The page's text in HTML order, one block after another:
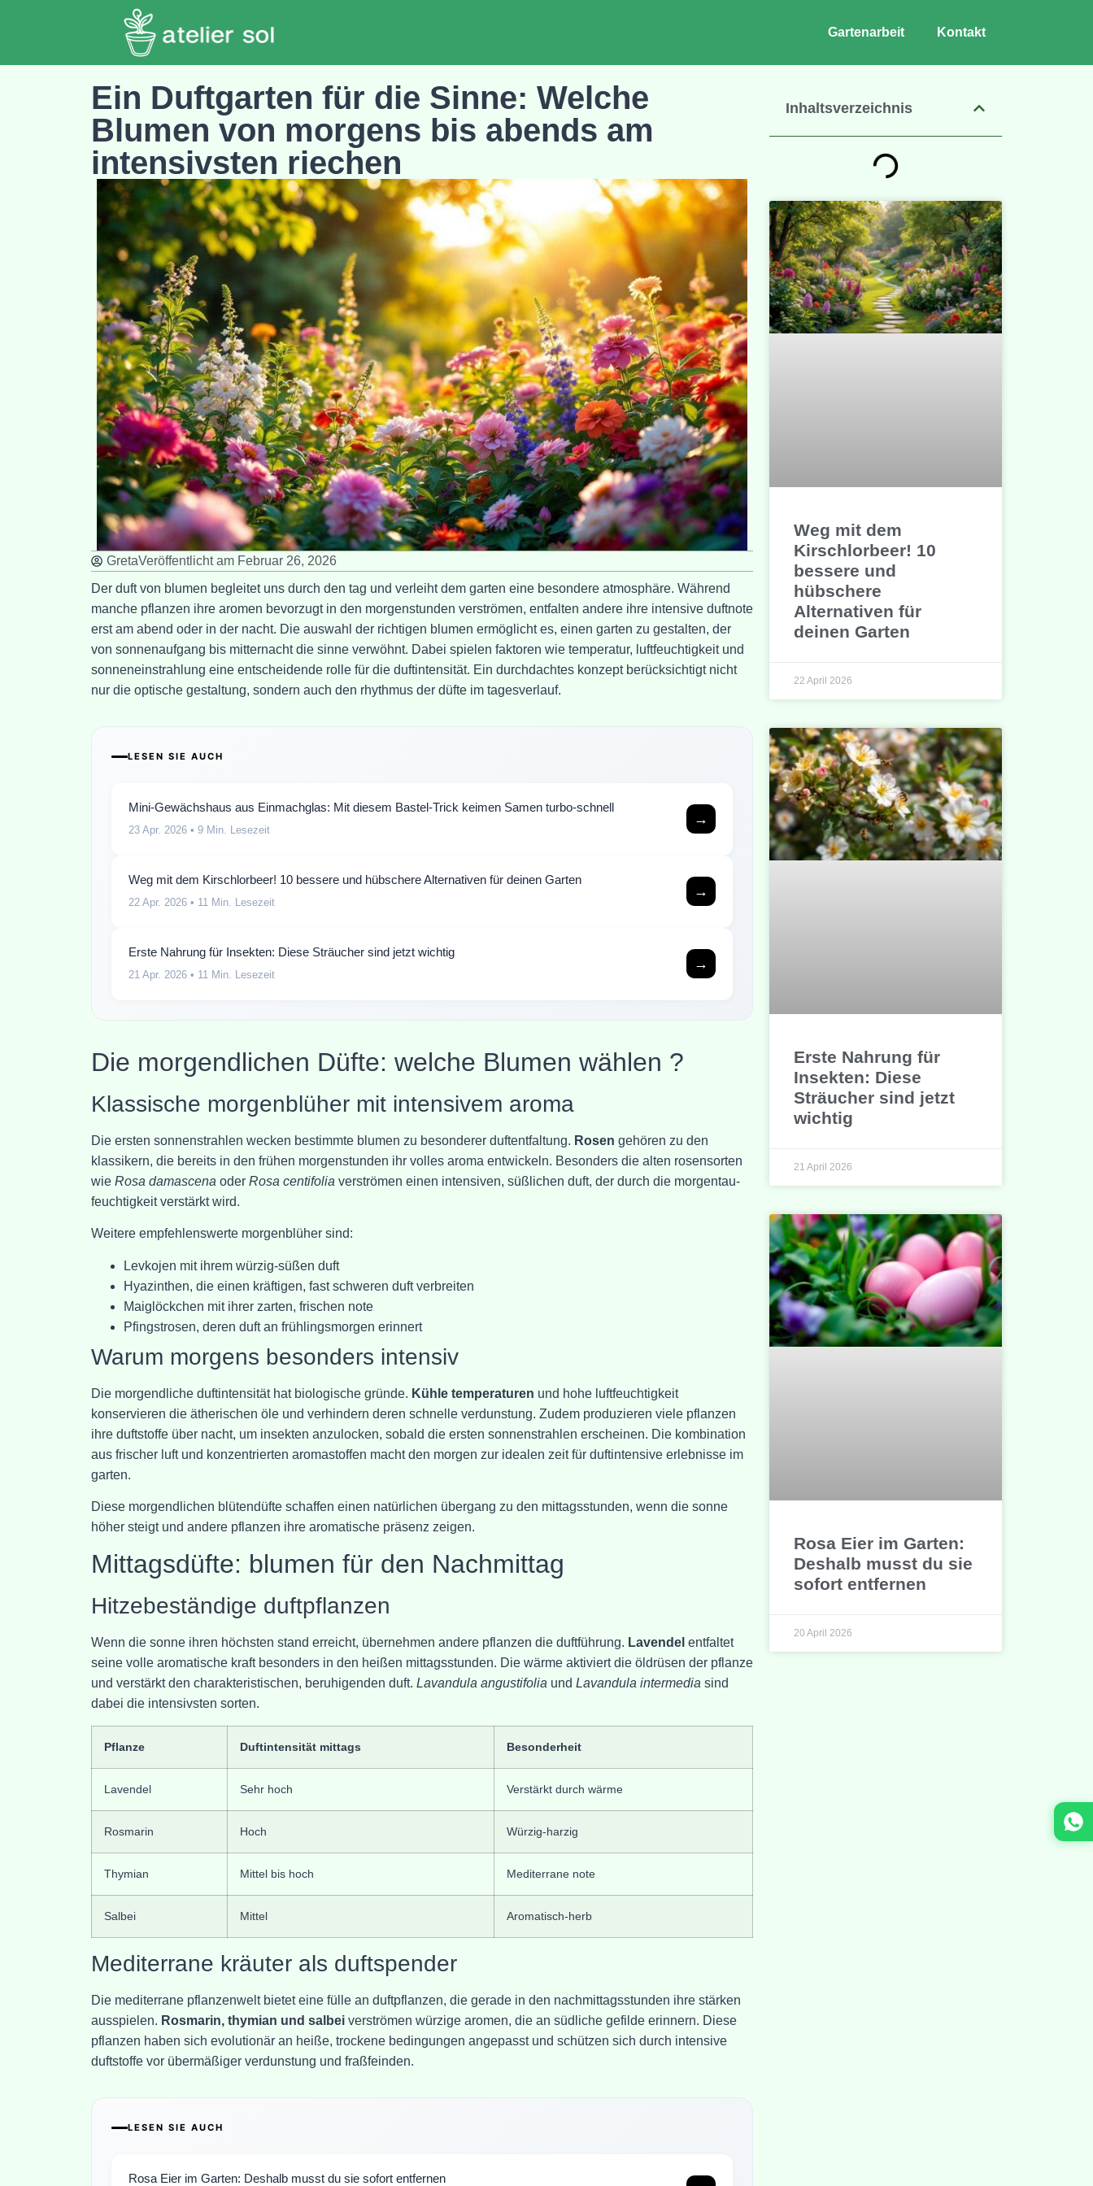
Gartenarbeit Kontakt
Inhaltsverzeichnis
Weg mit dem
Kirschlorbeer! 10
bessere und
hübschere
Alternativen für
deinen Garten
22 April 2026
Erste Nahrung für
Insekten: Diese
Sträucher sind jetzt
wichtig
21 April 2026
Rosa Eier im Garten:
Deshalb musst du sie
sofort entfernen
20 April 2026
Ein Duftgarten für die Sinne: Welche
Blumen von morgens bis abends am
intensivsten riechen
GretaVeröffentlicht am Februar 26, 2026
Der duft von blumen begleitet uns durch den tag und verleiht dem garten eine besondere atmosphäre. Während
manche pflanzen ihre aromen bevorzugt in den morgenstunden verströmen, entfalten andere ihre intensive duftnote
erst am abend oder in der nacht. Die auswahl der richtigen blumen ermöglicht es, einen garten zu gestalten, der
von sonnenaufgang bis mitternacht die sinne verwöhnt. Dabei spielen faktoren wie temperatur, luftfeuchtigkeit und
sonneneinstrahlung eine entscheidende rolle für die duftintensität. Ein durchdachtes konzept berücksichtigt nicht
nur die optische gestaltung, sondern auch den rhythmus der düfte im tagesverlauf.
LESEN SIE AUCH
Mini-Gewächshaus aus Einmachglas: Mit diesem Bastel-Trick keimen Samen turbo-schnell
23 Apr. 2026 • 9 Min. Lesezeit
→
Weg mit dem Kirschlorbeer! 10 bessere und hübschere Alternativen für deinen Garten
22 Apr. 2026 • 11 Min. Lesezeit
→
Erste Nahrung für Insekten: Diese Sträucher sind jetzt wichtig
21 Apr. 2026 • 11 Min. Lesezeit
→
Die morgendlichen Düfte: welche Blumen wählen ?
Klassische morgenblüher mit intensivem aroma
Die ersten sonnenstrahlen wecken bestimmte blumen zu besonderer duftentfaltung. Rosen gehören zu den
klassikern, die bereits in den frühen morgenstunden ihr volles aroma entwickeln. Besonders die alten rosensorten
wie Rosa damascena oder Rosa centifolia verströmen einen intensiven, süßlichen duft, der durch die morgentau-
feuchtigkeit verstärkt wird.
Weitere empfehlenswerte morgenblüher sind:
Levkojen mit ihrem würzig-süßen duft
Hyazinthen, die einen kräftigen, fast schweren duft verbreiten
Maiglöckchen mit ihrer zarten, frischen note
Pfingstrosen, deren duft an frühlingsmorgen erinnert
Warum morgens besonders intensiv
Die morgendliche duftintensität hat biologische gründe. Kühle temperaturen und hohe luftfeuchtigkeit
konservieren die ätherischen öle und verhindern deren schnelle verdunstung. Zudem produzieren viele pflanzen
ihre duftstoffe über nacht, um insekten anzulocken, sobald die ersten sonnenstrahlen erscheinen. Die kombination
aus frischer luft und konzentrierten aromastoffen macht den morgen zur idealen zeit für duftintensive erlebnisse im
garten.
Diese morgendlichen blütendüfte schaffen einen natürlichen übergang zu den mittagsstunden, wenn die sonne
höher steigt und andere pflanzen ihre aromatische präsenz zeigen.
Mittagsdüfte: blumen für den Nachmittag
Hitzebeständige duftpflanzen
Wenn die sonne ihren höchsten stand erreicht, übernehmen andere pflanzen die duftführung. Lavendel entfaltet
seine volle aromatische kraft besonders in den heißen mittagsstunden. Die wärme aktiviert die öldrüsen der pflanze
und verstärkt den charakteristischen, beruhigenden duft. Lavandula angustifolia und Lavandula intermedia sind
dabei die intensivsten sorten.
Pflanze Duftintensität mittags Besonderheit
Lavendel Sehr hoch Verstärkt durch wärme
Rosmarin Hoch Würzig-harzig
Thymian Mittel bis hoch Mediterrane note
Salbei Mittel Aromatisch-herb
Mediterrane kräuter als duftspender
Die mediterrane pflanzenwelt bietet eine fülle an duftpflanzen, die gerade in den nachmittagsstunden ihre stärken
ausspielen. Rosmarin, thymian und salbei verströmen würzige aromen, die an südliche gefilde erinnern. Diese
pflanzen haben sich evolutionär an heiße, trockene bedingungen angepasst und schützen sich durch intensive
duftstoffe vor übermäßiger verdunstung und fraßfeinden.
LESEN SIE AUCH
Rosa Eier im Garten: Deshalb musst du sie sofort entfernen